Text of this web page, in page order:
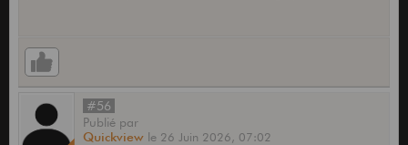
#56
Publié par
Quickview le 26 Juin 2026, 07:02